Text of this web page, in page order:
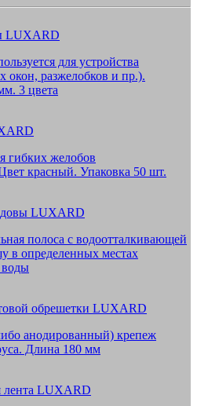
LUXARD
для устройства
окон, разжелобков и пр.).
3 цвета
гибких желобов
красный. Упаковка 50 шт.
LUXARD
полоса с водоотталкивающей
в определенных местах
воды
обрешетки LUXARD
анодированный) крепеж
Длина 180 мм
лента LUXARD